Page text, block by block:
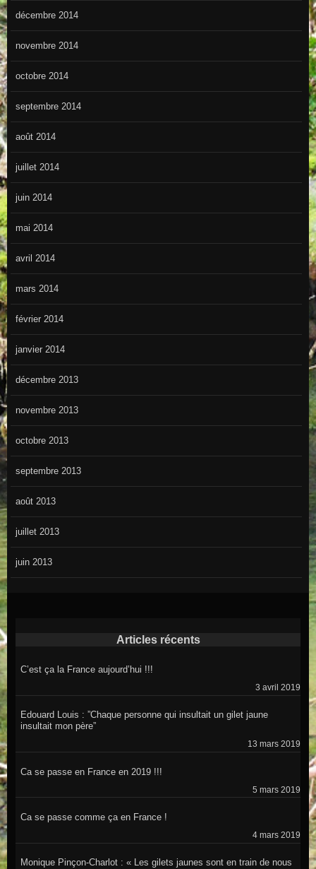
décembre 2014
novembre 2014
octobre 2014
septembre 2014
août 2014
juillet 2014
juin 2014
mai 2014
avril 2014
mars 2014
février 2014
janvier 2014
décembre 2013
novembre 2013
octobre 2013
septembre 2013
août 2013
juillet 2013
juin 2013
Articles récents
C’est ça la France aujourd’hui !!!
3 avril 2019
Edouard Louis : ”Chaque personne qui insultait un gilet jaune
insultait mon père”
13 mars 2019
Ca se passe en France en 2019 !!!
5 mars 2019
Ca se passe comme ça en France !
4 mars 2019
Monique Pinçon-Charlot : « Les gilets jaunes sont en train de nous